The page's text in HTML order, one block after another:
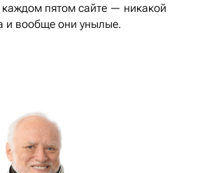
пятом сайте — никакой
и вообще они унылые.